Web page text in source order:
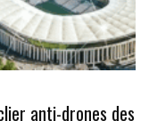
anti-drones des